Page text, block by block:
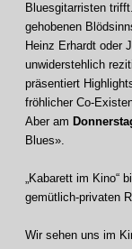
Bluesgitarristen
gehobenen
Heinz Erhardt oder
unwiderstehlich
präsentiert
fröhlicher Co-
Aber am
Blues».
„Kabarett im Kino“
gemütlich-privaten
Wir sehen uns im